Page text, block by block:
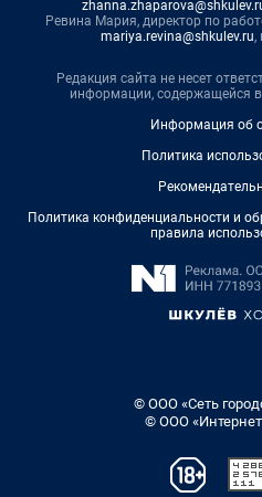
Ревина Мария, директор по
mariya.revina@shkulev.ru,
Редакция сайта не несет
информации, содержащейся
Информация об
Политика
Политика конфиденциальности и
правила
© ООО «Сеть
© ООО